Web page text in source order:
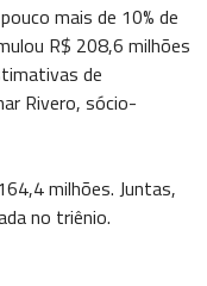
mais de 10% de
R$ 208,6 milhões
de
Rivero, sócio-
milhões. Juntas,
no triênio.